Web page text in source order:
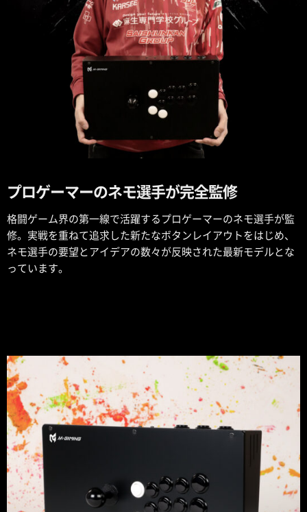
プロゲーマーのネモ選手が完全監修
格闘ゲーム界の第一線で活躍するプロゲーマーのネモ選手が監
修。実戦を重ねて追求した新たなボタンレイアウトをはじめ、
ネモ選手の要望とアイデアの数々が反映された最新モデルとな
っています。